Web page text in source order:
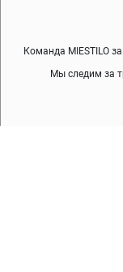
Команда MIESTILO
Мы следим за
Мы используем
содержит
Во время доставки
что вам